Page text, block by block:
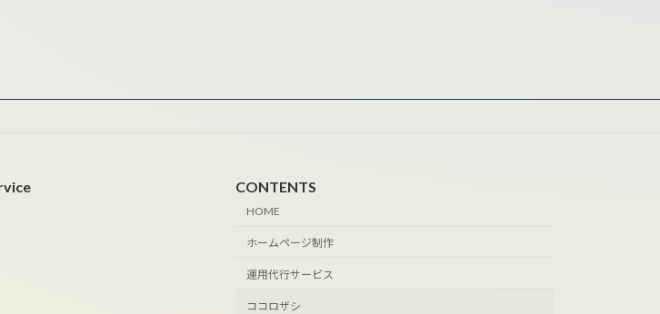
CONTENTS
HOME
ホームページ制作
運用代行サービス
ココロザシ